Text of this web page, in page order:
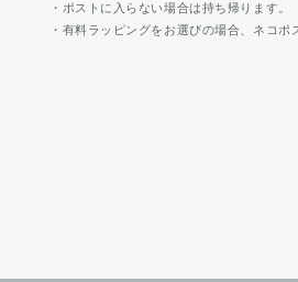
・ポストに入らない場合は持ち帰ります。
・有料ラッピングをお選びの場合、ネコポ